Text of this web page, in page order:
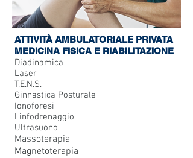
ATTIVITÀ AMBULATORIALE PRIVATA
MEDICINA FISICA E RIABILITAZIONE
Diadinamica
Laser
T.E.N.S.
Ginnastica Posturale
Ionoforesi
Linfodrenaggio
Ultrasuono
Massoterapia
Magnetoterapia